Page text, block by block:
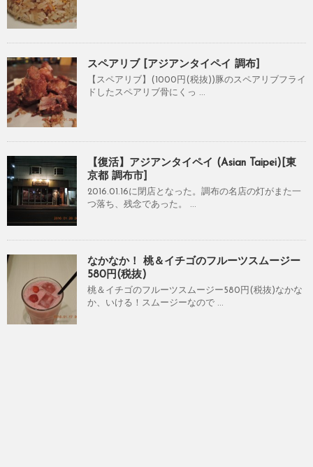
スペアリブ [アジアンタイペイ 調布]
【スペアリブ】(1000円(税抜))豚のスペアリブフライ
ドしたスペアリブ骨にくっ ...
【復活】アジアンタイペイ (Asian Taipei)[東
京都 調布市]
2016.01.16に閉店となった。調布の名店の灯がまた一
つ落ち、残念であった。 ...
なかなか！ 桃＆イチゴのフルーツスムージー
580円(税抜)
桃＆イチゴのフルーツスムージー580円(税抜)なかな
か、いける！スムージーなので ...